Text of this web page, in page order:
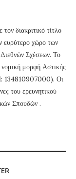
διακριτικό τίτλο
ευρύτερο χώρο των
Σχέσεων. Το
μορφή Αστικής
134810907000). Οι
του ερευνητικού
Σπουδών .